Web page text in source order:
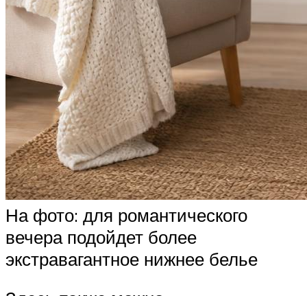
На фото: для романтического
вечера подойдет более
экстравагантное нижнее белье